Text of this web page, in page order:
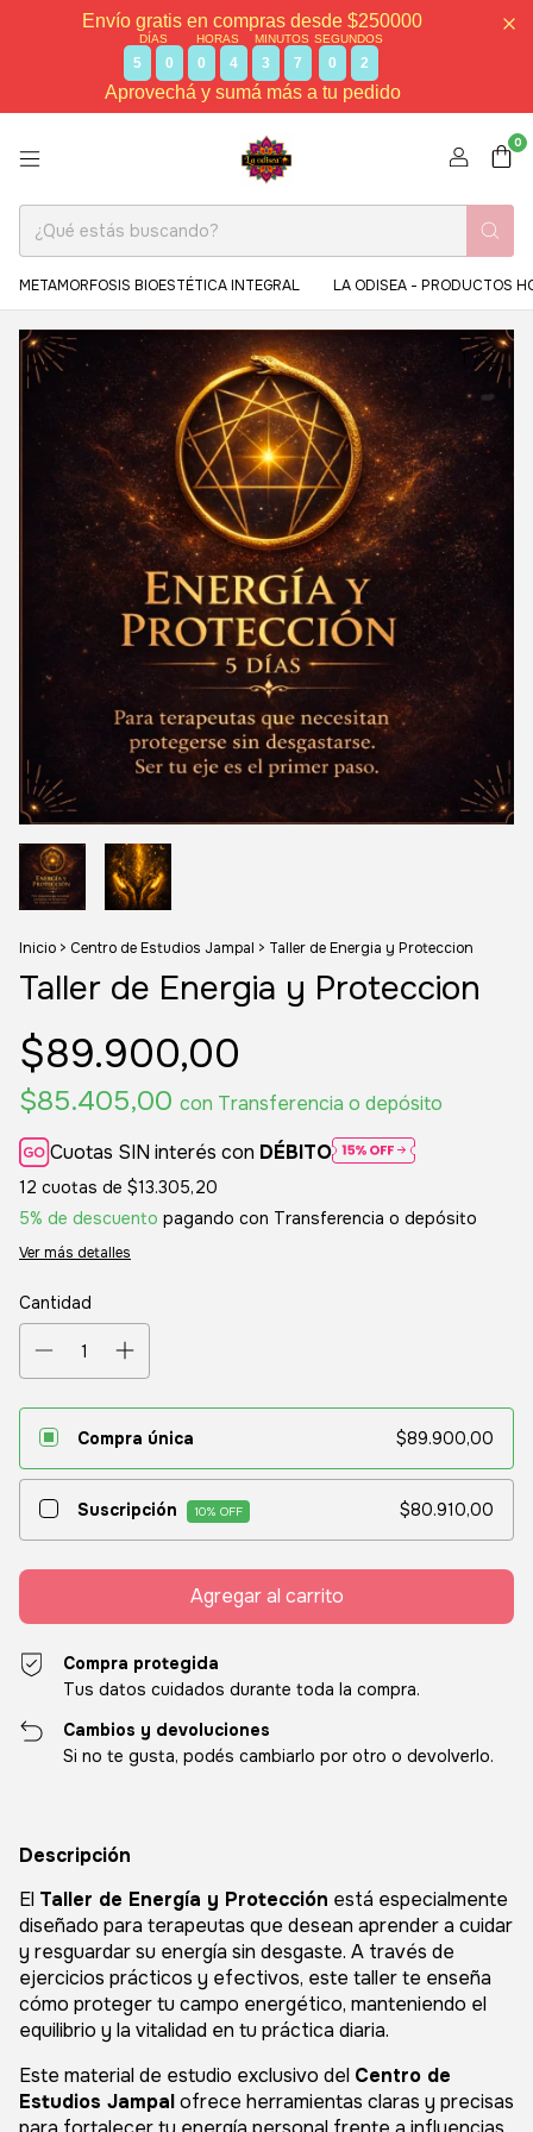
Envío gratis en compras desde $250000
DÍAS
5 0
HORAS
0 4
MINUTOS
3 7
SEGUNDOS
0 1
Aprovechá y sumá más a tu pedido
0
METAMORFOSIS BIOESTÉTICA INTEGRAL LA ODISEA - PRODUCTOS
1 /2
Inicio > Centro de Estudios Jampal > Taller de Energia y Proteccion
Taller de Energia y Proteccion
$89.900,00
$85.405,00 con Transferencia o depósito
Cuotas SIN interés con DÉBITO
12 cuotas de $13.305,20
5% de descuento pagando con Transferencia o depósito
Ver más detalles
Cantidad
Compra única $89.900,00
Suscripción 10% OFF $80.910,00
Compra protegida
Tus datos cuidados durante toda la compra.
Cambios y devoluciones
Si no te gusta, podés cambiarlo por otro o devolverlo.
Descripción
El Taller de Energía y Protección está especialmente
diseñado para terapeutas que desean aprender a cuidar
y resguardar su energía sin desgaste. A través de
ejercicios prácticos y efectivos, este taller te enseña
cómo proteger tu campo energético, manteniendo el
equilibrio y la vitalidad en tu práctica diaria.
Este material de estudio exclusivo del Centro de
Estudios Jampalofrece herramientas claras y precisas